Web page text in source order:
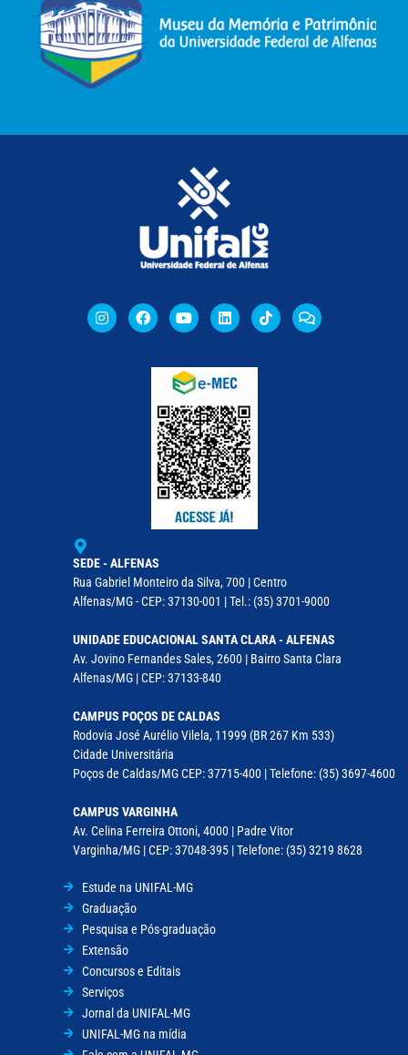
SEDE - ALFENAS
Rua Gabriel Monteiro da Silva, 700 | Centro
Alfenas/MG - CEP: 37130-001 | Tel.: (35) 3701-9000
UNIDADE EDUCACIONAL SANTA CLARA - ALFENAS
Av. Jovino Fernandes Sales, 2600 | Bairro Santa Clara
Alfenas/MG | CEP: 37133-840
CAMPUS POÇOS DE CALDAS
Rodovia José Aurélio Vilela, 11999 (BR 267 Km 533)
Cidade Universitária
Poços de Caldas/MG CEP: 37715-400 | Telefone: (35) 3697-4600
CAMPUS VARGINHA
Av. Celina Ferreira Ottoni, 4000 | Padre Vitor
Varginha/MG | CEP: 37048-395 | Telefone: (35) 3219 8628
Estude na UNIFAL-MG
Graduação
Pesquisa e Pós-graduação
Extensão
Concursos e Editais
Serviços
Jornal da UNIFAL-MG
UNIFAL-MG na mídia